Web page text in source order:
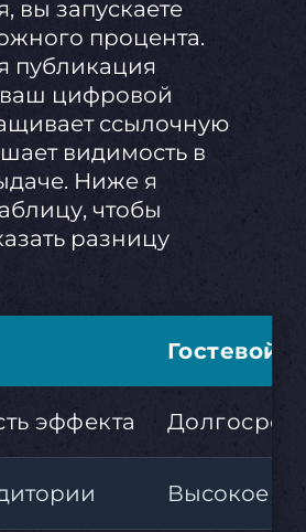
вы запускаете
процента.
публикация
ваш цифровой
ссылочную
видимость в
Ниже я
чтобы
разницу
Гостевой
эффекта
Высокое